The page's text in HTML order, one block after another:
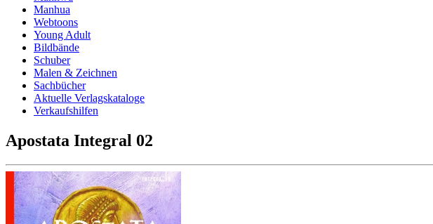
Manhua
Webtoons
Young Adult
Bildbände
Schuber
Malen & Zeichnen
Sachbücher
Aktuelle Verlagskataloge
Verkaufshilfen
Apostata Integral 02